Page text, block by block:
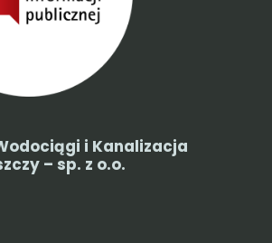
i Kanalizacja
– sp. z o.o.